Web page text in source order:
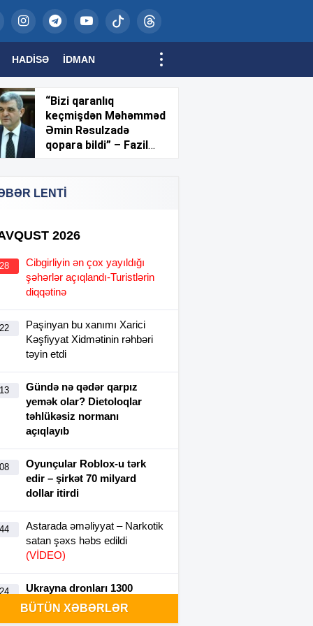
HADISƏ İDMAN
“Bizi qaranlıq
keçmişdən Məhəmməd
Əmin Rəsulzadə
qopara bildi” – Fazil
LENTİ
2026
Cibgirliyin ən çox yayıldığı
şəhərlər açıqlandı-Turistlərin
diqqətinə
Paşinyan bu xanımı Xarici
Kəşfiyyat Xidmətinin rəhbəri
təyin etdi
Gündə nə qədər qarpız
yemək olar? Dietoloqlar
təhlükəsiz normanı
açıqlayıb
Oyunçular Roblox-u tərk
edir – şirkət 70 milyard
dollar itirdi
Astarada əməliyyat – Narkotik
satan şəxs həbs edildi
(VİDEO)
Ukrayna dronları 1300
kilometr uzaqlıqdakı Rusiya
BÜTÜN XƏBƏRLƏR